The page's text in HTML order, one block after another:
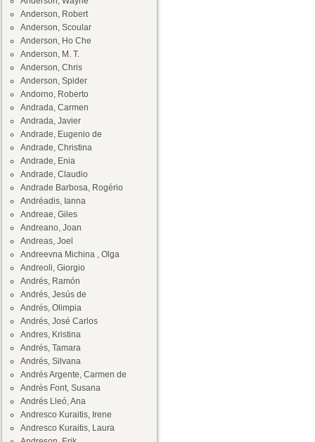
Anderson, Robert
Anderson, Scoular
Anderson, Ho Che
Anderson, M. T.
Anderson, Chris
Anderson, Spider
Andorno, Roberto
Andrada, Carmen
Andrada, Javier
Andrade, Eugenio de
Andrade, Christina
Andrade, Enia
Andrade, Claudio
Andrade Barbosa, Rogério
Andréadis, Ianna
Andreae, Giles
Andreano, Joan
Andreas, Joel
Andreevna Michina , Olga
Andreoli, Giorgio
Andrés, Ramón
Andrés, Jesús de
Andrés, Olimpia
Andrés, José Carlos
Andres, Kristina
Andrés, Tamara
Andrés, Silvana
Andrés Argente, Carmen de
Andrès Font, Susana
Andrés Lleó, Ana
Andresco Kuraitis, Irene
Andresco Kuraitis, Laura